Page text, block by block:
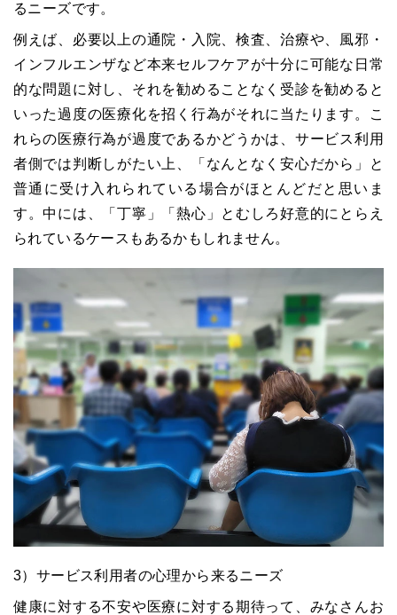
るニーズです。
例えば、必要以上の通院・入院、検査、治療や、風邪・
インフルエンザなど本来セルフケアが十分に可能な日常
的な問題に対し、それを勧めることなく受診を勧めると
いった過度の医療化を招く行為がそれに当たります。こ
れらの医療行為が過度であるかどうかは、サービス利用
者側では判断しがたい上、「なんとなく安心だから」と
普通に受け入れられている場合がほとんどだと思いま
す。中には、「丁寧」「熱心」とむしろ好意的にとらえ
られているケースもあるかもしれません。
3）サービス利用者の心理から来るニーズ
健康に対する不安や医療に対する期待って、みなさんお